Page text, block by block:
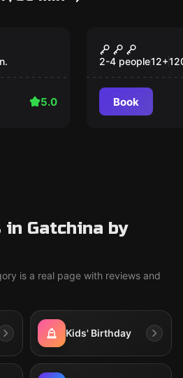
5.0
Popular
Seven
2-4 people12+
Book
in Gatchina by
is a real page with reviews and
Kids' Birthday